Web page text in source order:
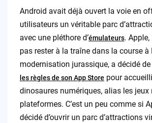
Android avait déjà ouvert la voie en
utilisateurs un véritable parc
avec une pléthore d’émulateurs.
pas rester à la traîne dans la course à
modernisation jurassique, a décidé de
les règles de son App Store pour
dinosaures numériques, alias les jeux
plateformes. C’est un peu comme si
décidé d’ouvrir un parc d’attractions